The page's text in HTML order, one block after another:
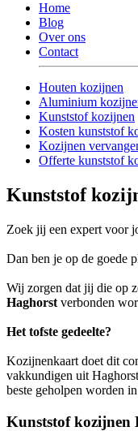
Home
Blog
Over ons
Contact
Houten kozijnen
Aluminium
Kunststof kozijnen
Kosten kunststof
Kozijnen
Offerte kunststof
Kunststof
Zoek jij een expert voor
Dan ben je op de goede
Wij zorgen dat jij die op
Haghorst verbonden
Het tofste gedeelte?
Kozijnenkaart doet dit
vakkundigen uit
beste geholpen worden
Kunststof kozijnen